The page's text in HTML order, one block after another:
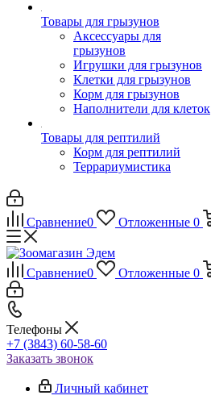
Товары для грызунов
Аксессуары для
грызунов
Игрушки для грызунов
Клетки для грызунов
Корм для грызунов
Наполнители для клеток
Товары для рептилий
Корм для рептилий
Террариумистика
Сравнение0 Отложенные 0
Сравнение0 Отложенные 0
Телефоны
+7 (3843) 60-58-60
Заказать звонок
Личный кабинет